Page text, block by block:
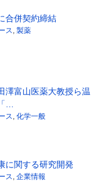
合併契約締結
ス, 製薬
富山医薬大教授ら温
…
ス, 化学一般
に関する研究開発
ス, 企業情報